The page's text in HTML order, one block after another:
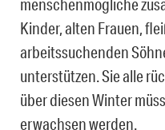
menschenmögliche
Kinder, alten Frauen,
arbeitssuchenden
unterstützen. Sie alle
über diesen Winter
erwachsen werden.